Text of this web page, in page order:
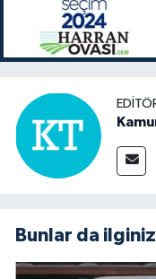
Bunlar da